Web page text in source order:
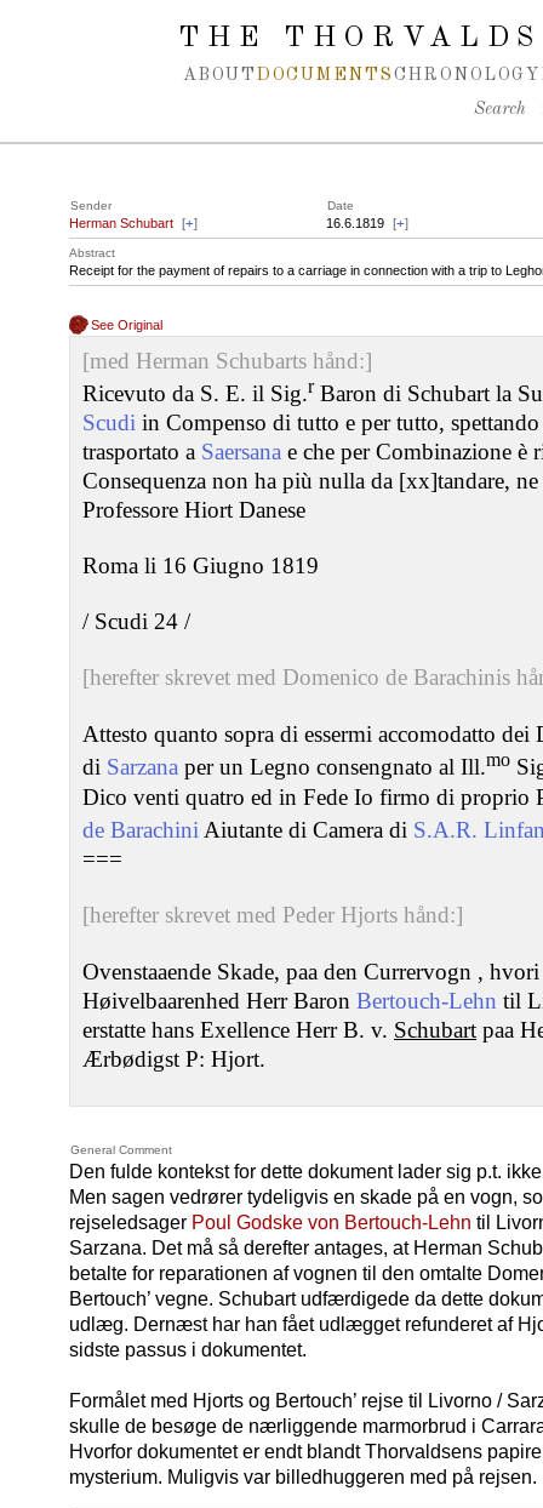
Spring navigation over
THE
ABOUT DOCUMENTS CHRONOLOGY
Search
Sender Date
Herman Schubart [+] 16.6.1819 [+]
Abstract
Receipt for the payment of repairs to a carriage in connection with a trip to
See Original
[med Herman Schubarts hånd:]
Ricevuto da S. E. il Sig.rBaron di Schubart la
Scudi in Compenso di tutto e per tutto,
trasportato a Saersana e che per Combinazione è
Consequenza non ha più nulla da [xx]tandare,
Professore Hiort Danese
Roma li 16 Giugno 1819
/ Scudi 24 /
[herefter skrevet med Domenico de Barachinis
Attesto quanto sopra di essermi accomodatto dei
di Sarzana per un Legno consengnato al Ill.mo
Dico venti quatro ed in Fede Io firmo di proprio
de Barachini Aiutante di Camera di S.A.R.
===
[herefter skrevet med Peder Hjorts hånd:]
Ovenstaaende Skade, paa den Currervogn ,
Høivelbaarenhed Herr Baron Bertouch-Lehn til
erstatte hans Exellence Herr B. v. Schubart paa
Ærbødigst P: Hjort.
General Comment
Den fulde kontekst for dette dokument lader sig p.t.
Men sagen vedrører tydeligvis en skade på en vogn,
rejseledsager Poul Godske von Bertouch-Lehn til
Sarzana. Det må så derefter antages, at Herman
betalte for reparationen af vognen til den omtalte
Bertouch’ vegne. Schubart udfærdigede da dette
udlæg. Dernæst har han fået udlægget refunderet af
sidste passus i dokumentet.
Formålet med Hjorts og Bertouch’ rejse til Livorno /
skulle de besøge de nærliggende marmorbrud i
Hvorfor dokumentet er endt blandt Thorvaldsens
mysterium. Muligvis var billedhuggeren med på rejsen.